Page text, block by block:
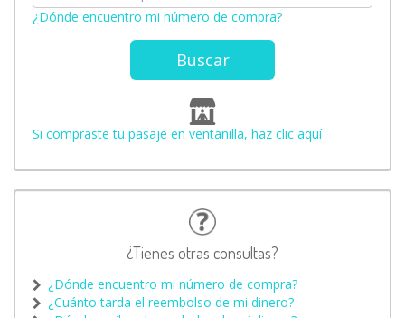
¿Dónde encuentro mi número de compra?
Buscar
Si compraste tu pasaje en ventanilla, haz clic aquí
¿Tienes otras consultas?
¿Dónde encuentro mi número de compra?
¿Cuánto tarda el reembolso de mi dinero?